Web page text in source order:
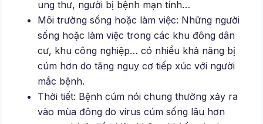
ung thư, người bị bệnh mạn tính…
Môi trường sống hoặc làm việc: Những người
sống hoặc làm việc trong các khu đông dân
cư, khu công nghiệp… có nhiều khả năng bị
cúm hơn do tăng nguy cơ tiếp xúc với người
mắc bệnh.
Thời tiết: Bệnh cúm nói chung thường xảy ra
vào mùa đông do virus cúm sống lâu hơn